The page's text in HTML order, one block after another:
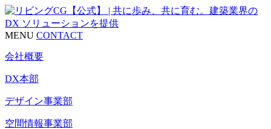
MENU CONTACT
会社概要
DX本部
デザイン事業部
空間情報事業部